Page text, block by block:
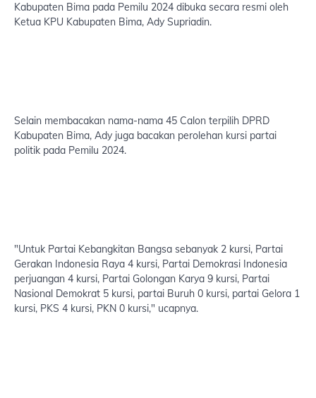
Kabupaten Bima pada Pemilu 2024 dibuka secara resmi oleh
Ketua KPU Kabupaten Bima, Ady Supriadin.
Selain membacakan nama-nama 45 Calon terpilih DPRD
Kabupaten Bima, Ady juga bacakan perolehan kursi partai
politik pada Pemilu 2024.
"Untuk Partai Kebangkitan Bangsa sebanyak 2 kursi, Partai
Gerakan Indonesia Raya 4 kursi, Partai Demokrasi Indonesia
perjuangan 4 kursi, Partai Golongan Karya 9 kursi, Partai
Nasional Demokrat 5 kursi, partai Buruh 0 kursi, partai Gelora 1
kursi, PKS 4 kursi, PKN 0 kursi," ucapnya.